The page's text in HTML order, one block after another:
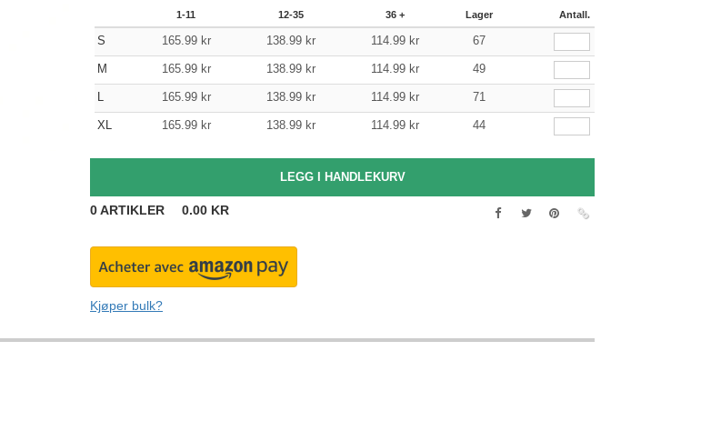
1-11 12-35 36 + Lager Antall.
S 165.99 kr 138.99 kr 114.99 kr 67
M 165.99 kr 138.99 kr 114.99 kr 49
L 165.99 kr 138.99 kr 114.99 kr 71
XL 165.99 kr 138.99 kr 114.99 kr 44
0ARTIKLER 0.00 KR
Kjøper bulk?